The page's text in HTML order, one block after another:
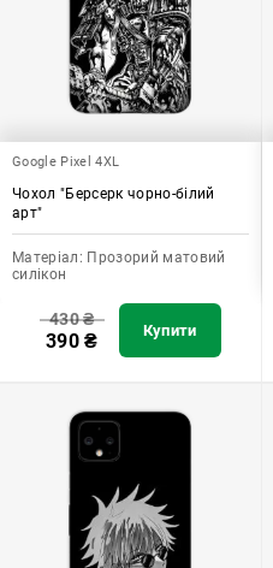
Google Pixel 4XL
Чохол "Берсерк чорно-білий
арт"
Матеріал: Прозорий матовий
силікон
430₴
390₴ Купити